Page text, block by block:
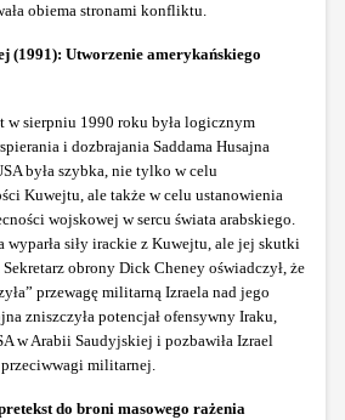
obiema stronami konfliktu.
(1991): Utworzenie amerykańskiego
w sierpniu 1990 roku była logicznym
i dozbrajania Saddama Husajna
była szybka, nie tylko w celu
Kuwejtu, ale także w celu ustanowienia
wojskowej w sercu świata arabskiego.
wyparła siły irackie z Kuwejtu, ale jej skutki
obrony Dick Cheney oświadczył, że
przewagę militarną Izraela nad jego
zniszczyła potencjał ofensywny Iraku,
w Arabii Saudyjskiej i pozbawiła Izrael
militarnej.
do broni masowego rażenia